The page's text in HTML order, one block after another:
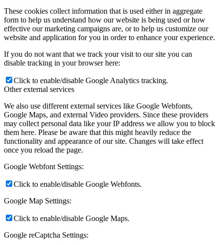
These cookies collect information that is used either in aggregate
form to help us understand how our website is being used or how
effective our marketing campaigns are, or to help us customize our
website and application for you in order to enhance your experience.
If you do not want that we track your visit to our site you can
disable tracking in your browser here:
Click to enable/disable Google Analytics tracking.
Other external services
We also use different external services like Google Webfonts,
Google Maps, and external Video providers. Since these providers
may collect personal data like your IP address we allow you to block
them here. Please be aware that this might heavily reduce the
functionality and appearance of our site. Changes will take effect
once you reload the page.
Google Webfont Settings:
Click to enable/disable Google Webfonts.
Google Map Settings:
Click to enable/disable Google Maps.
Google reCaptcha Settings: